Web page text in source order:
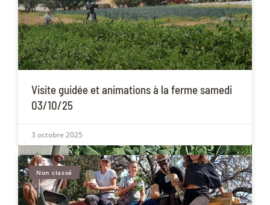
Visite guidée et animations à la ferme samedi
03/10/25
3 octobre 2025
Non classé